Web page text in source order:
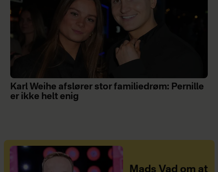
Karl Weihe afslører stor familiedrøm: Pernille
er ikke helt enig
Mads Vad om at